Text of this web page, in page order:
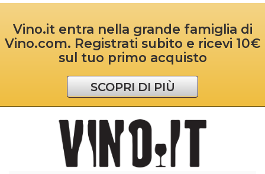
Vino.it entra nella grande famiglia di
Vino.com. Registrati subito e ricevi 10€
sul tuo primo acquisto
SCOPRI DI PIÙ